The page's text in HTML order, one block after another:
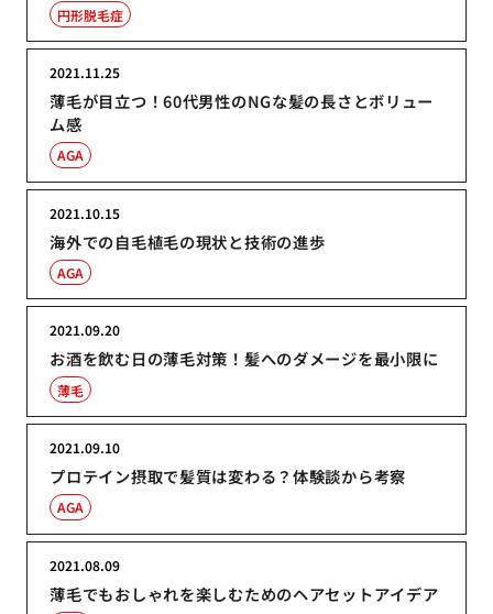
円形脱毛症
薄毛が目立つ！60代男性のNGな髪の長さとボリュー
ム感
2021.11.25
AGA
海外での自毛植毛の現状と技術の進歩
2021.10.15
AGA
お酒を飲む日の薄毛対策！髪へのダメージを最小限に
2021.09.20
薄毛
プロテイン摂取で髪質は変わる？体験談から考察
2021.09.10
AGA
薄毛でもおしゃれを楽しむためのヘアセットアイデア
2021.08.09